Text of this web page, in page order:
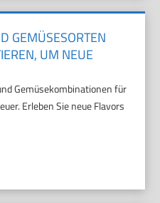
GEMÜSESORTEN
UM NEUE
Gemüsekombinationen für
Erleben Sie neue Flavors